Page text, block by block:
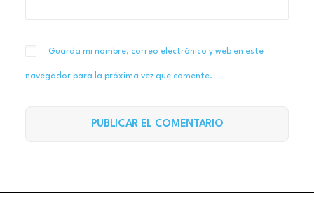
Guarda mi nombre, correo electrónico y web en este
navegador para la próxima vez que comente.